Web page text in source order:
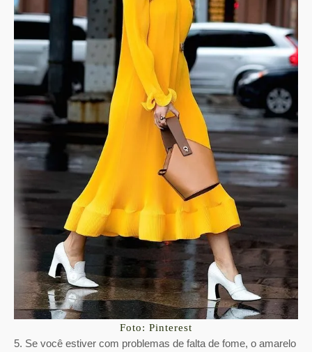
Foto: Pinterest
5. Se você estiver com problemas de falta de fome, o amarelo